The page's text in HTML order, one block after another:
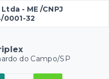
- ME /CNPJ
32
do Campo/SP